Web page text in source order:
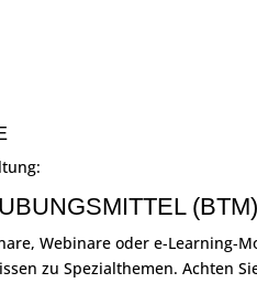
Webinare oder e-Learning-
zu Spezialthemen. Achten